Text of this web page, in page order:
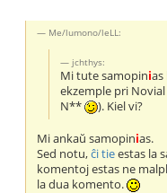
Me/lumono/leLL:
jchthys:
Mi tute samopinias
ekzemple pri
N** ). Kiel vi?
Mi ankaŭ samopinias.
Sed notu,ĉi tieestas la
komentoj estas ne
la dua komento.